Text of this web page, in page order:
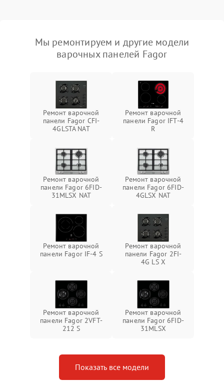
Мы ремонтируем и другие модели
варочных панелей Fagor
Ремонт варочной
панели Fagor CFI-
4GLSTA NAT
Ремонт варочной
панели Fagor IFT-4
R
Ремонт варочной
панели Fagor 6FID-
31MLSX NAT
Ремонт варочной
панели Fagor 6FID-
4GLSX NAT
Ремонт варочной
панели Fagor IF-4 S
Ремонт варочной
панели Fagor 2FI-
4G LS X
Ремонт варочной
панели Fagor 2VFT-
212 S
Ремонт варочной
панели Fagor 6FID-
31MLSX
Показать все модели